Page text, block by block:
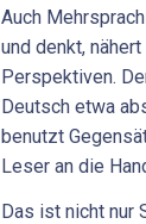
Auch
und denkt,
Perspektiven.
Deutsch etwa
benutzt
Leser an die
Das ist nicht nur